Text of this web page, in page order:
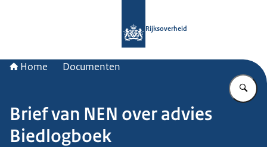
Rijksoverheid
Home Documenten
Brief van NEN over advies
Biedlogboek